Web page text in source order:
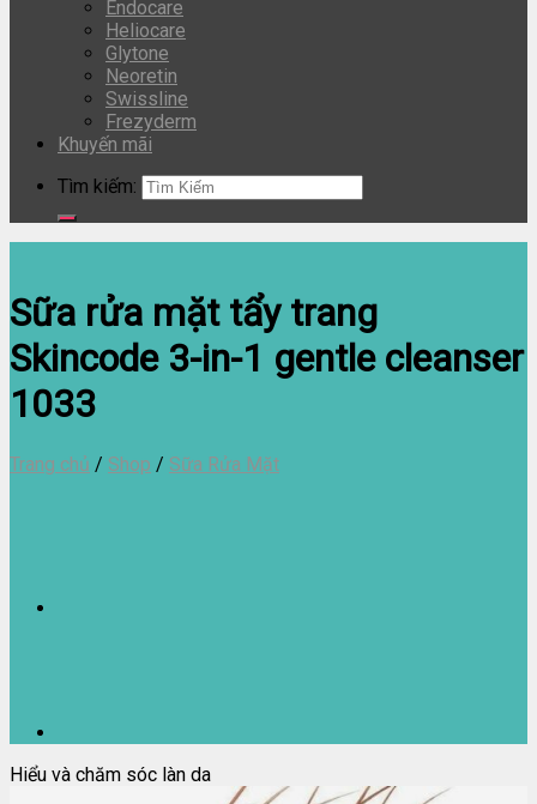
Endocare
Heliocare
Glytone
Neoretin
Swissline
Frezyderm
Khuyến mãi
Tìm kiếm:
Sữa rửa mặt tẩy trang
Skincode 3-in-1 gentle cleanser
1033
Trang chủ / Shop / Sữa Rửa Mặt
Hiểu và chăm sóc làn da